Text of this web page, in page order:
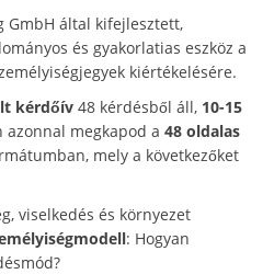
GmbH által kifejlesztett,
és gyakorlatias eszköz a
kiértékelésére.
kérdőív 48 kérdésből áll, 10-15
megkapod a 48 oldalas
mely a következőket
viselkedés és környezet
: Hogyan